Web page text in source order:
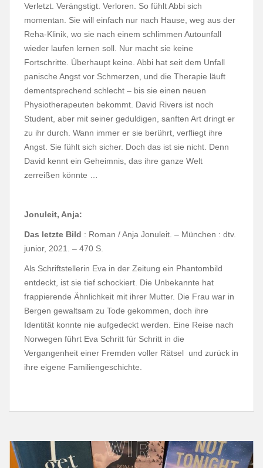
Verletzt. Verängstigt. Verloren. So fühlt Abbi sich
momentan. Sie will einfach nur nach Hause, weg aus der
Reha-Klinik, wo sie nach einem schlimmen Autounfall
wieder laufen lernen soll. Nur macht sie keine
Fortschritte. Überhaupt keine. Abbi hat seit dem Unfall
panische Angst vor Schmerzen, und die Therapie läuft
dementsprechend schlecht – bis sie einen neuen
Physiotherapeuten bekommt. David Rivers ist noch
Student, aber mit seiner geduldigen, sanften Art dringt er
zu ihr durch. Wann immer er sie berührt, verfliegt ihre
Angst. Sie fühlt sich sicher. Doch das ist sie nicht. Denn
David kennt ein Geheimnis, das ihre ganze Welt
zerreißen könnte …
Jonuleit, Anja:
Das letzte Bild : Roman / Anja Jonuleit. – München : dtv.
junior, 2021. – 470 S.
Als Schriftstellerin Eva in der Zeitung ein Phantombild
entdeckt, ist sie tief schockiert. Die Unbekannte hat
frappierende Ähnlichkeit mit ihrer Mutter. Die Frau war in
Bergen gewaltsam zu Tode gekommen, doch ihre
Identität konnte nie aufgedeckt werden. Eine Reise nach
Norwegen führt Eva Schritt für Schritt in die
Vergangenheit einer Fremden voller Rätsel und zurück in
ihre eigene Familiengeschichte.